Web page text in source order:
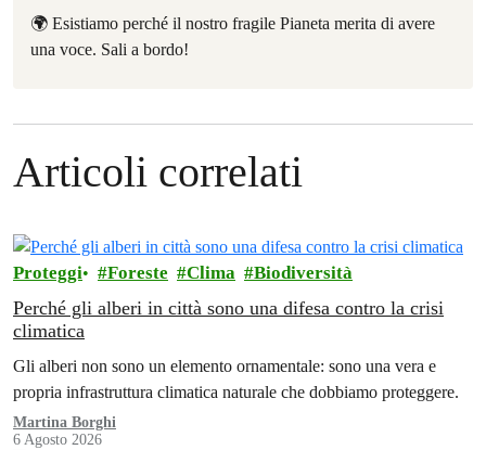
🌍 Esistiamo perché il nostro fragile Pianeta merita di avere
una voce. Sali a bordo!
Articoli correlati
Proteggi Foreste Clima Biodiversità
Perché gli alberi in città sono una difesa contro la crisi
climatica
Gli alberi non sono un elemento ornamentale: sono una vera e
propria infrastruttura climatica naturale che dobbiamo proteggere.
Martina Borghi
6 Agosto 2026